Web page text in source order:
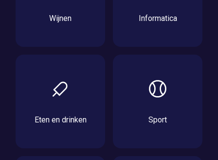
Wijnen Informatica
Eten en drinken Sport